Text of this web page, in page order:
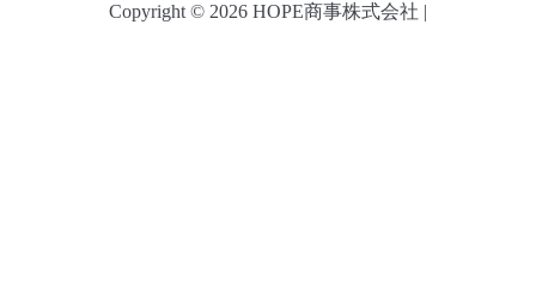
ー
Copyright © 2026 HOPE商事株式会社 |